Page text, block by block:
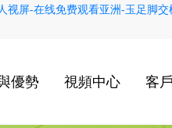
屏-在线免费观看亚洲-玉足脚
優勢 視頻中心 客